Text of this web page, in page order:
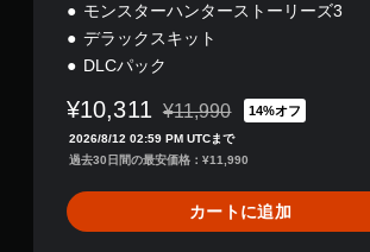
モンスターハンターストーリーズ3
デラックスキット
DLCパック
¥10,311 通常価格¥11,990より値引き
¥11,990 14%オフ
2026/8/12 02:59 PM UTCまで
過去30日間の最安価格：¥11,990
カートに追加